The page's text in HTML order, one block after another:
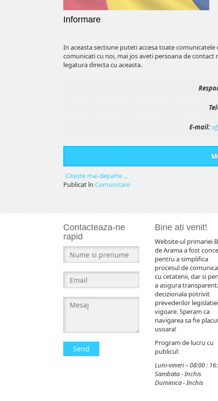
Informare
In aceasta sectiune puteti accesa toate
comunicati cu noi, mai jos aveti persoana de
legatura directa cu aceasta.
E-mail:
Citeşte mai departe ...
Publicat în Comunicare
Contacteaza-ne
rapid
Send
Bine ati venit!
Website-ul primariei
de Arama a fost
pentru a simplifica
procesul de
cu cetatenii, dar si
a asigura
decizionala potrivit
prevederilor
vigoare. Speram ca
navigarea sa fie
usoara!
Program de lucru cu
publicul:
Luni-vineri – 08:00 :
Sambata - Inchis
Duminica - Inchis